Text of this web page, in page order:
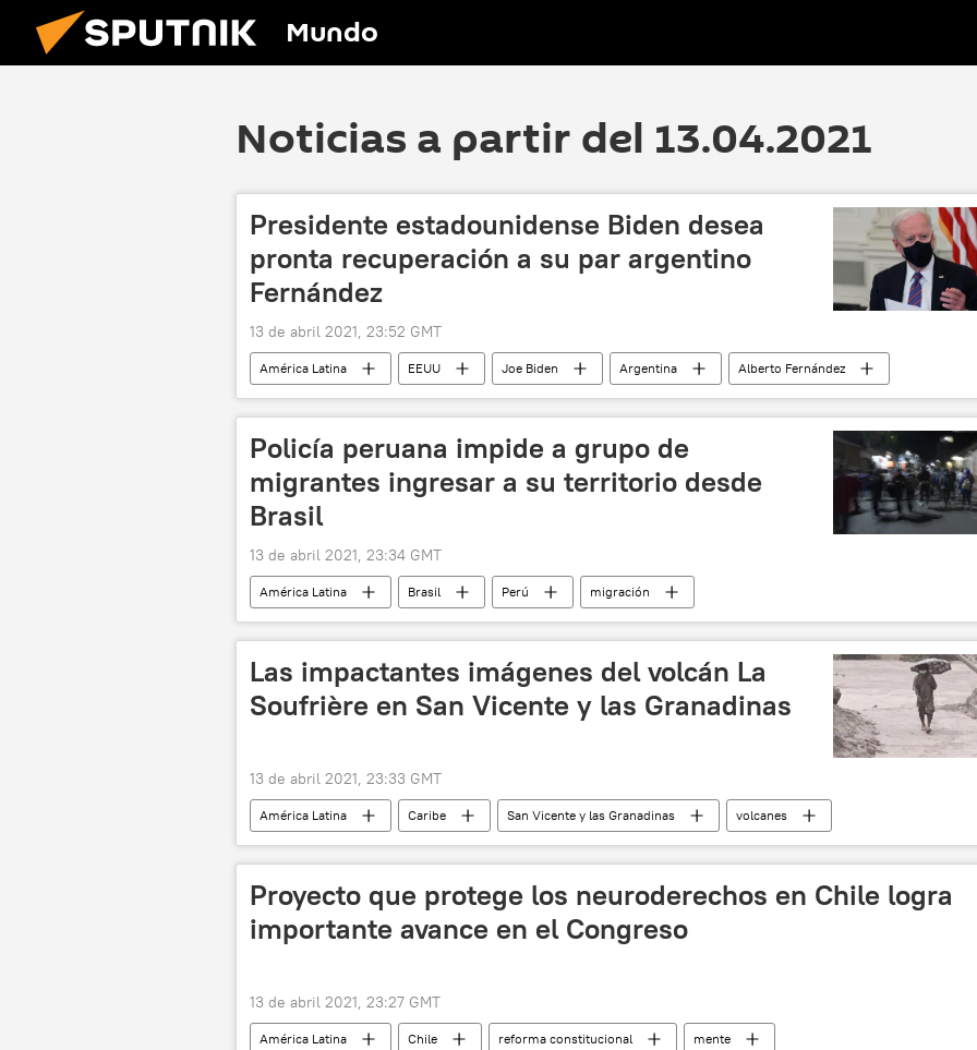
Mundo
Noticias a partir del 13.04.2021
Presidente estadounidense Biden desea
pronta recuperación a su par argentino
Fernández
13 de abril 2021, 23:52 GMT
América Latina EEUU Joe Biden Argentina Alberto Fernández
Policía peruana impide a grupo de
migrantes ingresar a su territorio desde
Brasil
13 de abril 2021, 23:34 GMT
América Latina Brasil Perú migración
Las impactantes imágenes del volcán La
Soufrière en San Vicente y las Granadinas
13 de abril 2021, 23:33 GMT
América Latina Caribe San Vicente y las Granadinas volcanes
Proyecto que protege los neuroderechos en Chile logra
importante avance en el Congreso
13 de abril 2021, 23:27 GMT
América Latina Chile reforma constitucional mente